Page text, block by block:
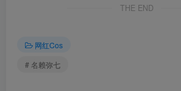
THE END
网红Cos
# 名赖弥七